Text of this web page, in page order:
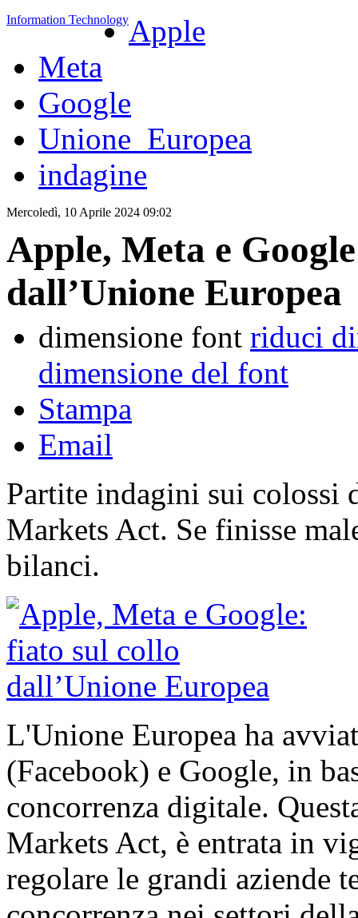
Information TechnologyApple
Meta
Google
Unione_Europea
indagine
Mercoledì, 10 Aprile 2024 09:02
Apple, Meta e
dall’Unione Europea
dimensione font riduci
dimensione del font
Stampa
Email
Partite indagini sui colossi
Markets Act. Se finisse
bilanci.
L'Unione Europea ha
(Facebook) e Google, in
concorrenza digitale.
Markets Act, è entrata in
regolare le grandi aziende